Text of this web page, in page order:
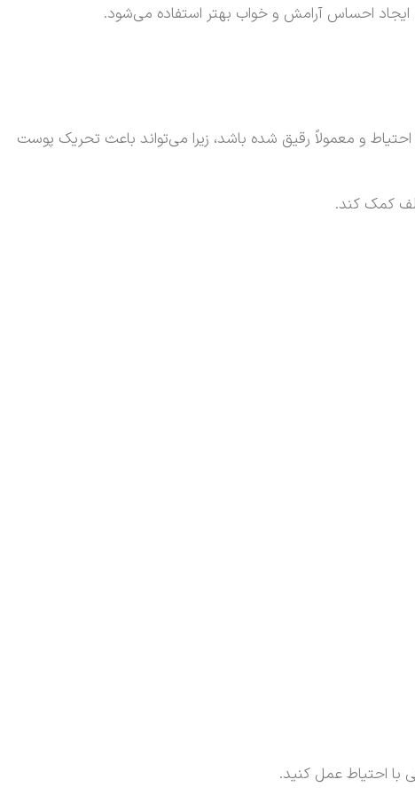
احساس آرامش و خواب بهتر استفاده می‌شود.
و معمولاً رقیق شده باشد، زیرا می‌تواند باعث تحریک پوست
کمک کند.
با احتیاط عمل کنید.